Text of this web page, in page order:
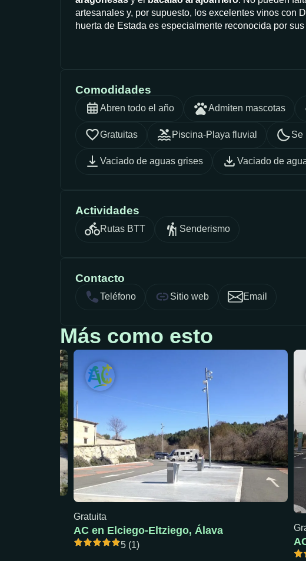
artesanales y, por supuesto, los excelentes vinos con
huerta de Estada es especialmente reconocida por sus
Comodidades
Abren todo el año Admiten mascotas
Gratuitas Piscina-Playa fluvial Se
Vaciado de aguas grises Vaciado de
Actividades
Rutas BTT Senderismo
Contacto
Teléfono Sitio web Email
Más como esto
Gratuita
AC en Elciego-Eltziego, Álava
5 (1)